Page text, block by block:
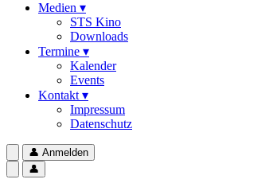
Medien ▾
STS Kino
Downloads
Termine ▾
Kalender
Events
Kontakt ▾
Impressum
Datenschutz
👤 Anmelden
👤